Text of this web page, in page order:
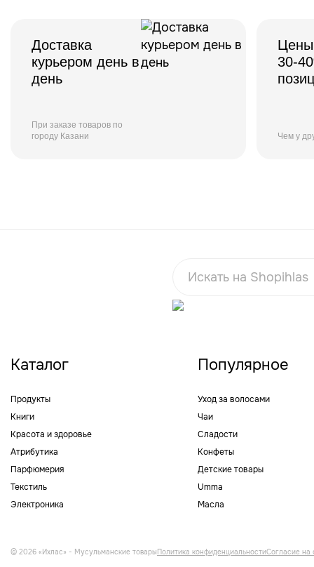
Доставка
курьером день в
день
При заказе товаров по
городу Казани
30-
Чем у
Каталог
Продукты
Книги
Красота и здоровье
Атрибутика
Парфюмерия
Текстиль
Электроника
Популярное
Уход за волосами
Чаи
Сладости
Конфеты
Детские товары
Umma
Масла
© 2026 «Ихлас» - Мусульманские товарыПолитика конфиденциальностиСогласие на